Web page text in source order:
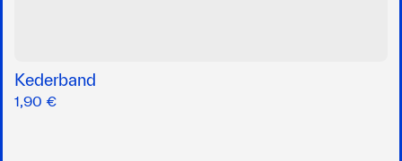
Kederband
1,90 €